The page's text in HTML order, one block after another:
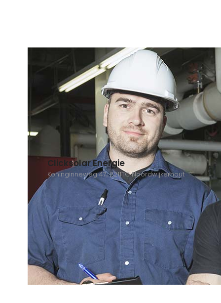
Clicksolar Energie
Koninginneweg 47, 2211TC Noordwijkerhout